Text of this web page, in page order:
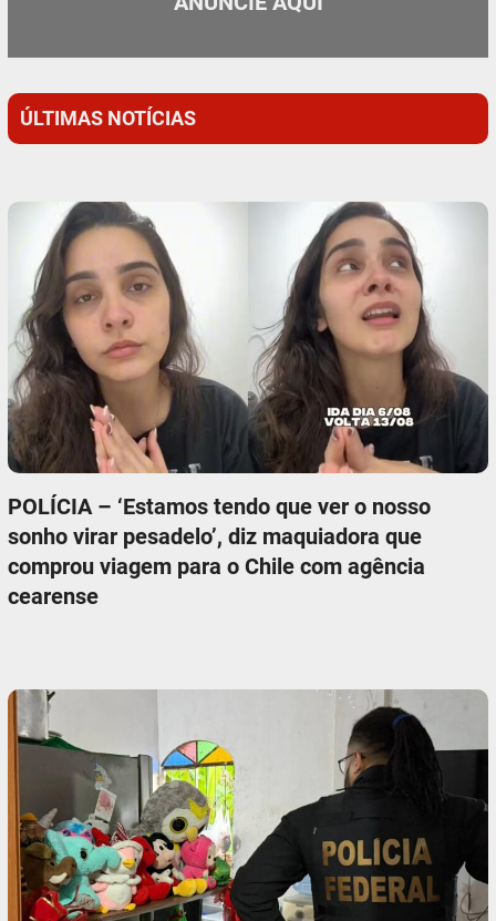
ÚLTIMAS NOTÍCIAS
POLÍCIA – ‘Estamos tendo que ver o nosso
sonho virar pesadelo’, diz maquiadora que
comprou viagem para o Chile com agência
cearense